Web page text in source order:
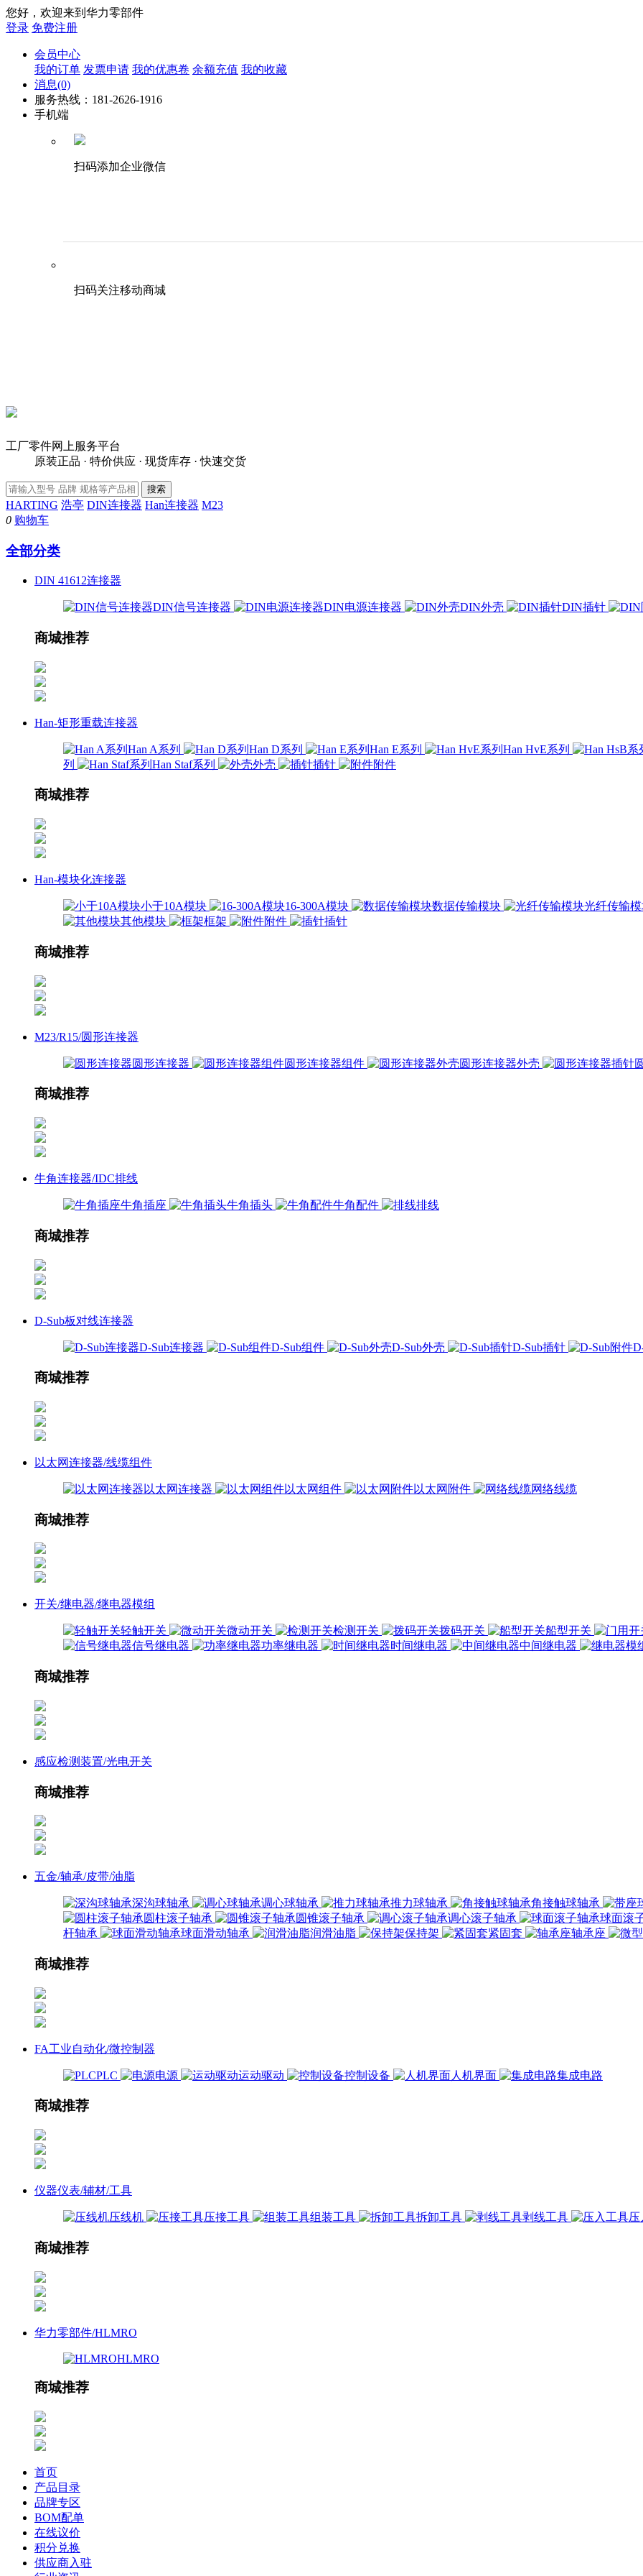
您好，欢迎来到华力零部件
登录 免费注册
会员中心
我的订单 发票申请 我的优惠卷 余额充值 我的收藏
消息(0)
服务热线：181-2626-1916
手机端
扫码添加企业微信
扫码关注移动商城
工厂零件网上服务平台
原装正品 · 特价供应 · 现货库存 · 快速交货
HARTING 浩亭 DIN连接器 Han连接器 M23
0 购物车
全部分类
DIN 41612连接器
DIN信号连接器 DIN电源连接器 DIN外壳 DIN插针
商城推荐
Han-矩形重载连接器
Han A系列 Han D系列 Han E系列 Han HvE系列
列
Han Staf系列 外壳 插针 附件
商城推荐
Han-模块化连接器
小于10A模块 16-300A模块 数据传输模块 光纤传输
其他模块
框架 附件 插针
商城推荐
M23/R15/圆形连接器
圆形连接器 圆形连接器组件 圆形连接器外壳
商城推荐
牛角连接器/IDC排线
牛角插座 牛角插头 牛角配件 排线
商城推荐
D-Sub板对线连接器
D-Sub连接器 D-Sub组件 D-Sub外壳 D-Sub插针
商城推荐
以太网连接器/线缆组件
以太网连接器 以太网组件 以太网附件 网络线缆
商城推荐
开关/继电器/继电器模组
轻触开关 微动开关 检测开关 拨码开关 船型开关
信号继电器
功率继电器 时间继电器 中间继电器
商城推荐
感应检测装置/光电开关
商城推荐
五金/轴承/皮带/油脂
深沟球轴承 调心球轴承 推力球轴承 角接触球轴承
圆柱滚子轴承
圆锥滚子轴承 调心滚子轴承 球面滚
杆轴承
球面滑动轴承 润滑油脂 保持架 紧固套 轴承座
商城推荐
FA工业自动化/微控制器
PLC 电源 运动驱动 控制设备 人机界面 集成电路
商城推荐
仪器仪表/辅材/工具
压线机 压接工具 组装工具 拆卸工具 剥线工具 压
商城推荐
华力零部件/HLMRO
HLMRO
商城推荐
首页
产品目录
品牌专区
BOM配单
在线议价
积分兑换
供应商入驻